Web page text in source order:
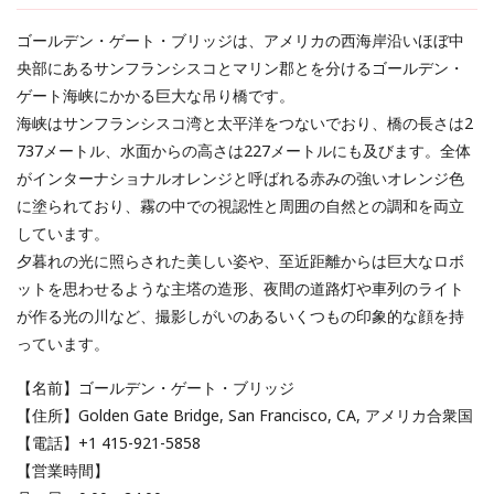
ゴールデン・ゲート・ブリッジは、アメリカの西海岸沿いほぼ中
央部にあるサンフランシスコとマリン郡とを分けるゴールデン・
ゲート海峡にかかる巨大な吊り橋です。
海峡はサンフランシスコ湾と太平洋をつないでおり、橋の長さは2
737メートル、水面からの高さは227メートルにも及びます。全体
がインターナショナルオレンジと呼ばれる赤みの強いオレンジ色
に塗られており、霧の中での視認性と周囲の自然との調和を両立
しています。
夕暮れの光に照らされた美しい姿や、至近距離からは巨大なロボ
ットを思わせるような主塔の造形、夜間の道路灯や車列のライト
が作る光の川など、撮影しがいのあるいくつもの印象的な顔を持
っています。
【名前】ゴールデン・ゲート・ブリッジ
【住所】Golden Gate Bridge, San Francisco, CA, アメリカ合衆国
【電話】+1 415-921-5858
【営業時間】